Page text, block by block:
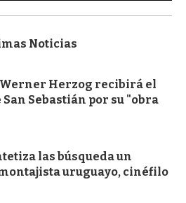
Noticias
Herzog recibirá el
Sebastián por su "obra
las búsqueda un
uruguayo, cinéfilo